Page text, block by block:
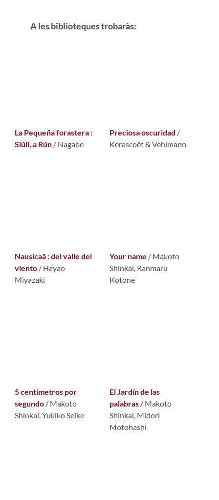
A les biblioteques trobaràs:
La Pequeña forastera :
Siúil, a Rún / Nagabe
Preciosa oscuridad /
Kerascoët & Vehlmann
Nausicaä : del valle del
viento / Hayao
Miyazaki
Your name / Makoto
Shinkai, Ranmaru
Kotone
5 centímetros por
segundo / Makoto
Shinkai, Yukiko Seike
El Jardín de las
palabras / Makoto
Shinkai, Midori
Motohashi